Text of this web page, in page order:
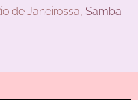
de Janeirossa, Samba